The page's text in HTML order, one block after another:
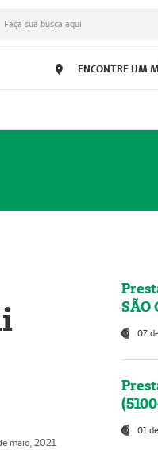
Faça sua busca aqui
ENCONTRE UM
maio, 2021
SÃO
07
01